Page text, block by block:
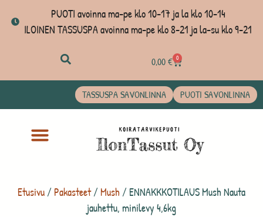
PUOTI avoinna ma-pe klo 10-17 ja la klo 10-14
ILOINEN TASSUSPA avoinna ma-pe klo 8-21 ja la-su klo 9-21
0,00€ 0
TASSUSPA SAVONLINNA PUOTI SAVONLINNA
Etusivu / Pakasteet/ Mush / ENNAKKKOTILAUS Mush Nauta
jauhettu, minilevy 4,6kg